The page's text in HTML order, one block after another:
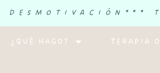
***
¿QUÉ HAGO? TERAPIA